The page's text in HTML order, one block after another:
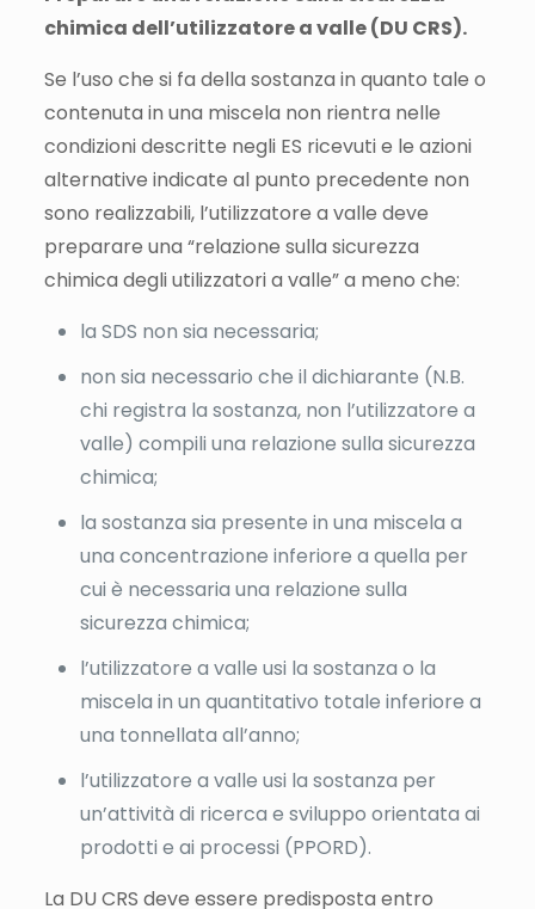
chimica dell’utilizzatore a valle (DU CRS).
Se l’uso che si fa della sostanza in quanto tale o
contenuta in una miscela non rientra nelle
condizioni descritte negli ES ricevuti e le azioni
alternative indicate al punto precedente non
sono realizzabili, l’utilizzatore a valle deve
preparare una “relazione sulla sicurezza
chimica degli utilizzatori a valle” a meno che:
la SDS non sia necessaria;
non sia necessario che il dichiarante (N.B.
chi registra la sostanza, non l’utilizzatore a
valle) compili una relazione sulla sicurezza
chimica;
la sostanza sia presente in una miscela a
una concentrazione inferiore a quella per
cui è necessaria una relazione sulla
sicurezza chimica;
l’utilizzatore a valle usi la sostanza o la
miscela in un quantitativo totale inferiore a
una tonnellata all’anno;
l’utilizzatore a valle usi la sostanza per
un’attività di ricerca e sviluppo orientata ai
prodotti e ai processi (PPORD).
La DU CRS deve essere predisposta entro